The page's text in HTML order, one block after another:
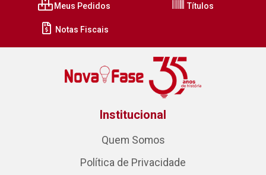
Meus Pedidos Títulos
Notas Fiscais
Institucional
Quem Somos
Política de Privacidade